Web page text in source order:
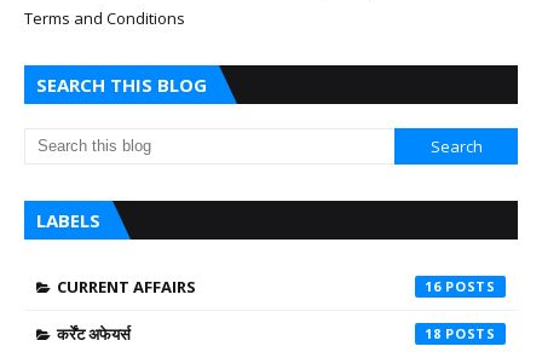
Terms and Conditions
SEARCH THIS BLOG
LABELS
CURRENT AFFAIRS 16
कर्रेंट अफेयर्स 18